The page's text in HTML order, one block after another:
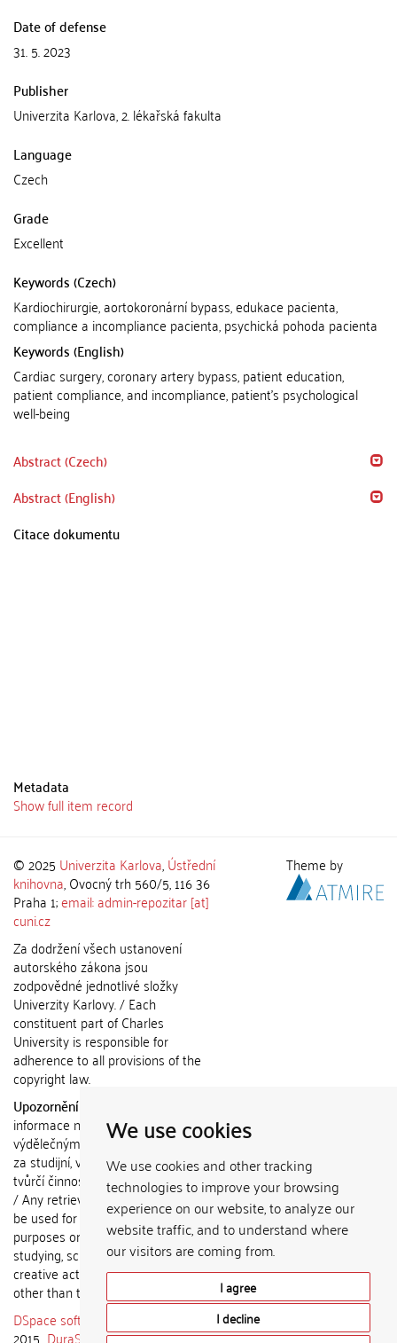
We use cookies
We use cookies and other tracking
technologies to improve your browsing
experience on our website, to analyze our
website traffic, and to understand where
our visitors are coming from.
I agree
I decline
Date of defense
31. 5. 2023
Publisher
Univerzita Karlova, 2. lékařská fakulta
Language
Czech
Grade
Excellent
Keywords (Czech)
Kardiochirurgie, aortokoronární bypass, edukace pacienta,
compliance a incompliance pacienta, psychická pohoda pacienta
Keywords (English)
Cardiac surgery, coronary artery bypass, patient education,
patient compliance, and incompliance, patient's psychological
well-being
Abstract (Czech)
Abstract (English)
Citace dokumentu
Metadata
Show full item record
© 2025 Univerzita Karlova,Ústřední
knihovna, Ovocný trh 560/5, 116 36
Praha 1;email: admin-repozitar [at]
cuni.cz
Za dodržení všech ustanovení
autorského zákona jsou
zodpovědné jednotlivé složky
Univerzity Karlovy. / Each
constituent part of Charles
University is responsible for
adherence to all provisions of the
copyright law.
Upozornění / Notice:
informace nemohou být použity k
výdělečným účelům nebo vydávány
za studijní, vědeckou nebo jinou
tvůrčí činnost jiné osoby než autora.
/ Any retrieved information shall not
be used for any commercial
purposes or claimed as results of
studying, scientific or any other
creative activities of any person
other than the author.
DSpace software
2015 DuraSpace
Theme by